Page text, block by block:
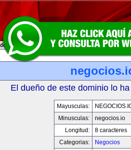
El dueño de este dominio lo
Mayusculas:
Minusculas:
negocios.io
Longitud:
8 caracteres
Categorias:
Negocios